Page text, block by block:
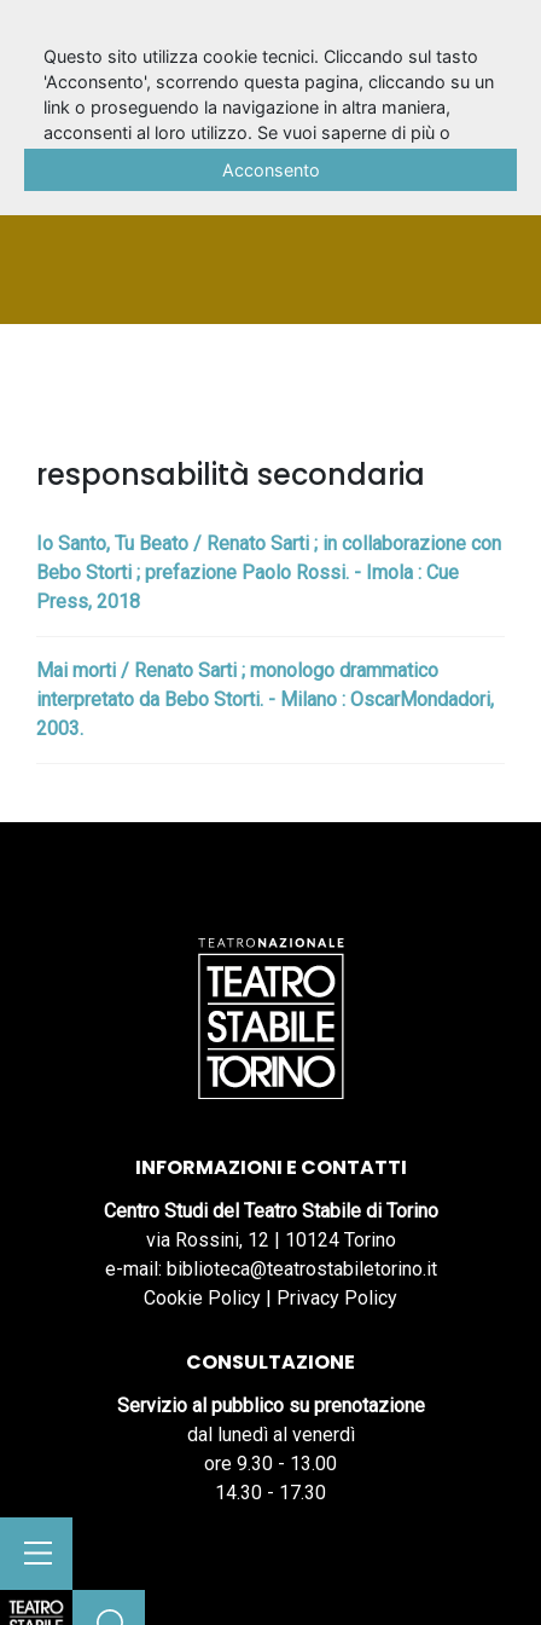
Storti, Bebo
PERSONA
responsabilità secondaria
Io Santo, Tu Beato / Renato Sarti ; in collaborazione con
Bebo Storti ; prefazione Paolo Rossi. - Imola : Cue
Press, 2018
Mai morti / Renato Sarti ; monologo drammatico
interpretato da Bebo Storti. - Milano : OscarMondadori,
2003.
INFORMAZIONI E CONTATTI
Centro Studi del Teatro Stabile di Torino
via Rossini, 12 | 10124 Torino
e-mail: biblioteca@teatrostabiletorino.it
Cookie Policy | Privacy Policy
CONSULTAZIONE
Servizio al pubblico su prenotazione
dal lunedì al venerdì
ore 9.30 - 13.00
14.30 - 17.30
Questo sito utilizza cookie tecnici. Cliccando sul tasto
'Acconsento', scorrendo questa pagina, cliccando su un
link o proseguendo la navigazione in altra maniera,
acconsenti al loro utilizzo. Se vuoi saperne di più o
Acconsento